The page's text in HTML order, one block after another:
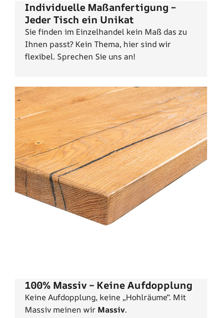
Individuelle Maßanfertigung –
Jeder Tisch ein Unikat
Sie finden im Einzelhandel kein Maß das zu
Ihnen passt? Kein Thema, hier sind wir
flexibel. Sprechen Sie uns an!
100% Massiv – Keine Aufdopplung
Keine Aufdopplung, keine „Hohlräume“. Mit
Massiv meinen wir Massiv.